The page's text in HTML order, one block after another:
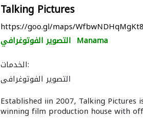
Talking Pictures
https://goo.gl/maps/
التصوير الفوتوغرافي Manama
الخدمات:
التصوير الفوتوغرافي
Established iin 2007, Talking Pictures
winning film production house with